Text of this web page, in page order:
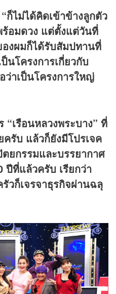
“ก็ไม่ได้คิดเข้าข้างลูกตัว
ร้อมดวง แต่ตั้งแต่วันที่
งผมก็ได้รับสัมปทานที่
นโครงการเกี่ยวกับ
ว่าเป็นโครงการใหญ่
“เรือนหลวงพระบาง” ที่
ครับ แล้วก็ยังมีโปรเจค
ยกรรมและบรรยากาศ
ปีที่แล้วครับ เรียกว่า
วก็เจรจาธุรกิจผ่านฉลุ